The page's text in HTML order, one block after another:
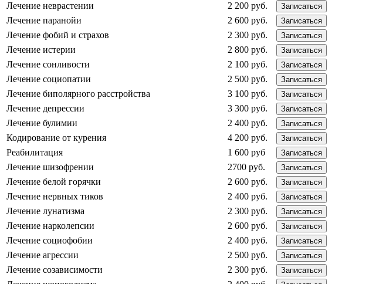
Лечение неврастении 2 200 руб. Записаться
Лечение паранойи 2 600 руб. Записаться
Лечение фобий и страхов 2 300 руб. Записаться
Лечение истерии 2 800 руб. Записаться
Лечение сонливости 2 100 руб. Записаться
Лечение социопатии 2 500 руб. Записаться
Лечение биполярного расстройства 3 100 руб. Записаться
Лечение депрессии 3 300 руб. Записаться
Лечение булимии 2 400 руб. Записаться
Кодирование от курения 4 200 руб. Записаться
Реабилитация 1 600 руб Записаться
Лечение шизофрении 2700 руб. Записаться
Лечение белой горячки 2 600 руб. Записаться
Лечение нервных тиков 2 400 руб. Записаться
Лечение лунатизма 2 300 руб. Записаться
Лечение нарколепсии 2 600 руб. Записаться
Лечение социофобии 2 400 руб. Записаться
Лечение агрессии 2 500 руб. Записаться
Лечение созависимости 2 300 руб. Записаться